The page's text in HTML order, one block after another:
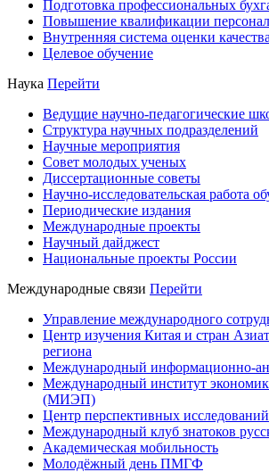
Подготовка профессиональных
Повышение квалификации
Внутренняя система оценки
Целевое обучение
Наука Перейти
Ведущие научно-педагогические
Структура научных подразделений
Научные мероприятия
Совет молодых ученых
Диссертационные советы
Научно-исследовательская работа
Периодические издания
Международные проекты
Научный дайджест
Национальные проекты России
Международные связи Перейти
Управление международного
Центр изучения Китая и стран
региона
Международный информационно-
Международный институт
(МИЭП)
Центр перспективных исследований
Международный клуб знатоков
Академическая мобильность
Молодёжный день ПМГФ